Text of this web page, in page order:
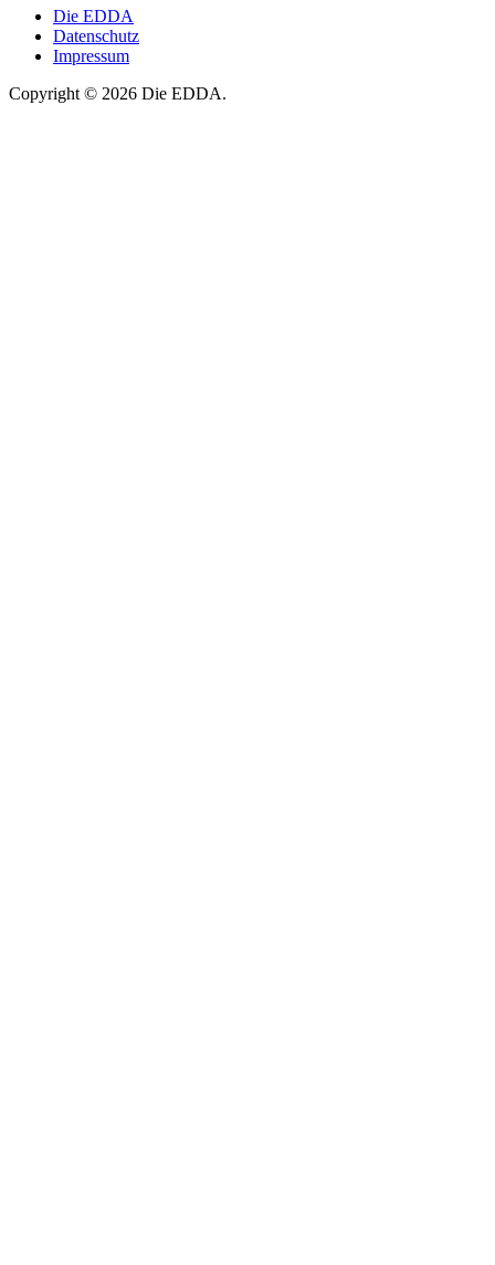
Die EDDA
Datenschutz
Impressum
Copyright © 2026 Die EDDA.